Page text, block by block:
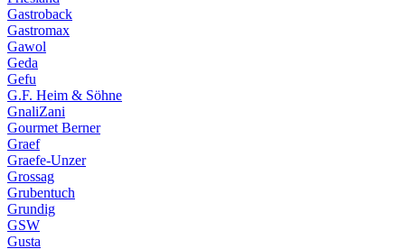
Gastroback
Gastromax
Gawol
Geda
Gefu
G.F. Heim & Söhne
GnaliZani
Gourmet Berner
Graef
Graefe-Unzer
Grossag
Grubentuch
Grundig
GSW
Gusta